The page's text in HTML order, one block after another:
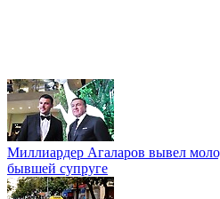
Миллиардер Агаларов вывел
бывшей супруге